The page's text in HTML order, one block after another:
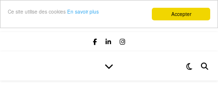
Accepter
Ce site utilise des cookies En savoir plus